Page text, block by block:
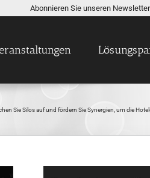
Abonnieren Sie unseren Newsletter
Sie Silos auf und fördern Sie Synergien, um die